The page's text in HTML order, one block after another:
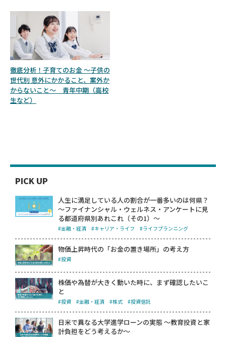
徹底分析！子育てのお金 ～子供の
世代別 意外にかかること、案外か
からないこと～ 青年中期（高校
生など）
PICK UP
人生に満足している人の割合が一番多いのは何県？
～ファイナンシャル・ウェルネス・アンケートに見
る都道府県別あれこれ（その1）～
#金融・経済 #キャリア・ライフ #ライフプランニング
物価上昇時代の「お金の置き場所」の考え方
#投資
株価や為替が大きく動いた時に、まず確認したいこ
と
#投資 #金融・経済 #株式 #投資信託
日米で異なる大学進学ローンの実態 ～教育投資と家
計負担をどう考えるか～